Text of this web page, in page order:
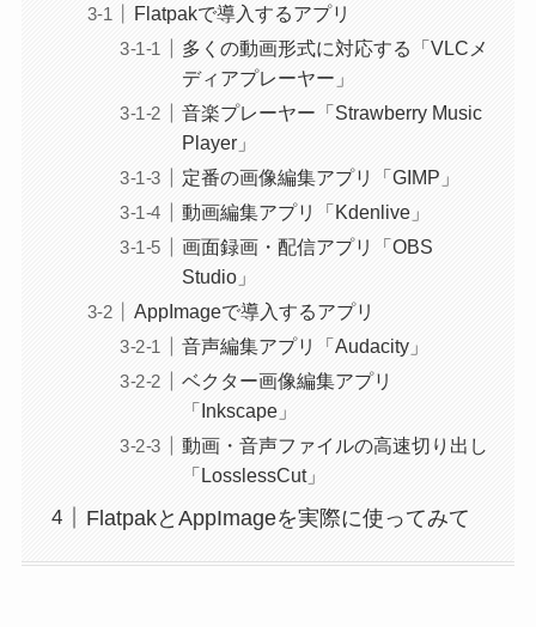
Flatpakで導入するアプリ
多くの動画形式に対応する「VLCメ
ディアプレーヤー」
音楽プレーヤー「Strawberry Music
Player」
定番の画像編集アプリ「GIMP」
動画編集アプリ「Kdenlive」
画面録画・配信アプリ「OBS
Studio」
AppImageで導入するアプリ
音声編集アプリ「Audacity」
ベクター画像編集アプリ
「Inkscape」
動画・音声ファイルの高速切り出し
「LosslessCut」
FlatpakとAppImageを実際に使ってみて